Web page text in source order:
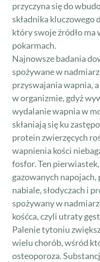
przyczyna się do
składnika kluczowego
który swoje źródło ma
pokarmach.
Najnowsze badania
spożywane w
przyswajania wapnia,
w organizmie, gdyż
wydalanie wapnia w
skłaniają się ku
protein zwierzęcych
wapnienia kości
fosfor. Ten
gazowanych
nabiale, słodyczach i
spożywany w
kośćca, czyli utraty
Palenie tytoniu
wielu chorób, wśród
osteoporoza.